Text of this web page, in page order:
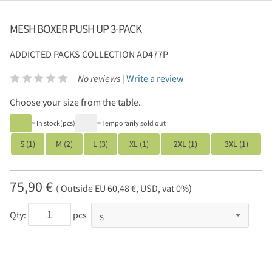
MESH BOXER PUSH UP 3-PACK
ADDICTED PACKS COLLECTION AD477P
No reviews | Write a review
Choose your size from the table.
= In stock(pcs) = Temporarily sold out
S (1) M (2) L (3) XL (1) 2XL (1) 3XL (1)
75,90 € ( Outside EU 60,48 €, USD, vat 0%)
Qty: pcs